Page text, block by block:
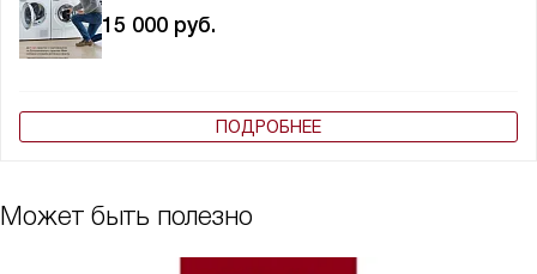
15 000 руб.
ПОДРОБНЕЕ
Может быть полезно